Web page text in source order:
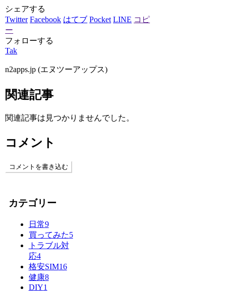
シェアする
Twitter Facebook はてブ Pocket LINE コピ
ー
フォローする
Tak
n2apps.jp (エヌツーアップス)
関連記事
関連記事は見つかりませんでした。
コメント
コメントを書き込む
カテゴリー
日常9
買ってみた5
トラブル対
応4
格安SIM16
健康8
DIY1